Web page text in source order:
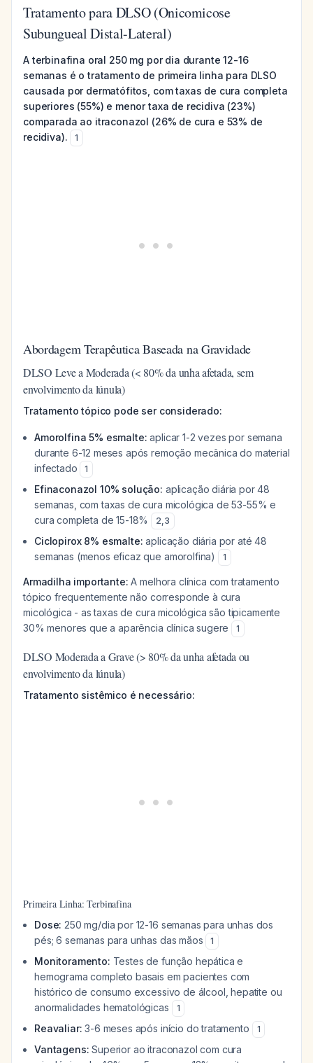
Tratamento para DLSO (Onicomicose
Subungueal Distal-Lateral)
A terbinafina oral 250 mg por dia durante 12-16
semanas é o tratamento de primeira linha para DLSO
causada por dermatófitos, com taxas de cura completa
superiores (55%) e menor taxa de recidiva (23%)
comparada ao itraconazol (26% de cura e 53% de
recidiva).
1
Abordagem Terapêutica Baseada na Gravidade
DLSO Leve a Moderada (< 80% da unha afetada, sem
envolvimento da lúnula)
Tratamento tópico pode ser considerado:
Amorolfina 5% esmalte: aplicar 1-2 vezes por semana
durante 6-12 meses após remoção mecânica do material
infectado
1
Efinaconazol 10% solução: aplicação diária por 48
semanas, com taxas de cura micológica de 53-55% e
cura completa de 15-18%
2,3
Ciclopirox 8% esmalte: aplicação diária por até 48
semanas (menos eficaz que amorolfina)
1
Armadilha importante: A melhora clínica com tratamento
tópico frequentemente não corresponde à cura
micológica - as taxas de cura micológica são tipicamente
30% menores que a aparência clínica sugere
1
DLSO Moderada a Grave (> 80% da unha afetada ou
envolvimento da lúnula)
Tratamento sistêmico é necessário:
Primeira Linha: Terbinafina
Dose: 250 mg/dia por 12-16 semanas para unhas dos
pés; 6 semanas para unhas das mãos
1
Monitoramento: Testes de função hepática e
hemograma completo basais em pacientes com
histórico de consumo excessivo de álcool, hepatite ou
anormalidades hematológicas
1
Reavaliar: 3-6 meses após início do tratamento 1
Vantagens: Superior ao itraconazol com cura